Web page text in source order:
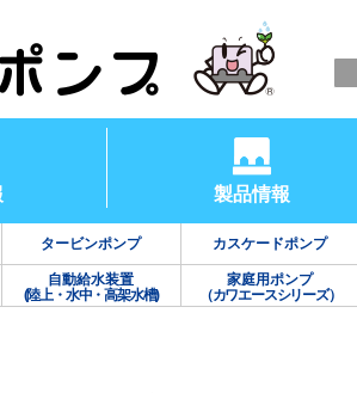
製品情報
タービンポンプ カスケードポンプ
自動給水装置
(陸上・水中・高架水槽)
家庭用ポンプ
（カワエースシリーズ）